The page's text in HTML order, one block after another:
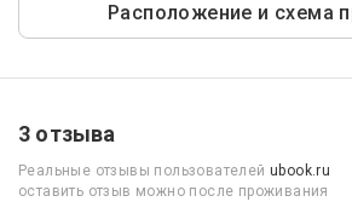
Расположение и схема
3 отзыва
Реальные отзывы пользователейubook.ru
оставить отзыв можно после проживания